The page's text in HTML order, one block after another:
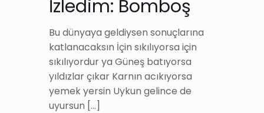
İzledim: Bomboş
Bu dünyaya geldiysen sonuçlarına
katlanacaksın İçin sıkılıyorsa için
sıkılıyordur ya Güneş batıyorsa
yıldızlar çıkar Karnın acıkıyorsa
yemek yersin Uykun gelince de
uyursun […]